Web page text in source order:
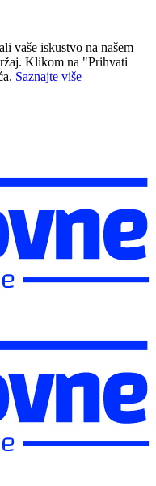
vaše iskustvo na našem
Klikom na "Prihvati
Saznajte više